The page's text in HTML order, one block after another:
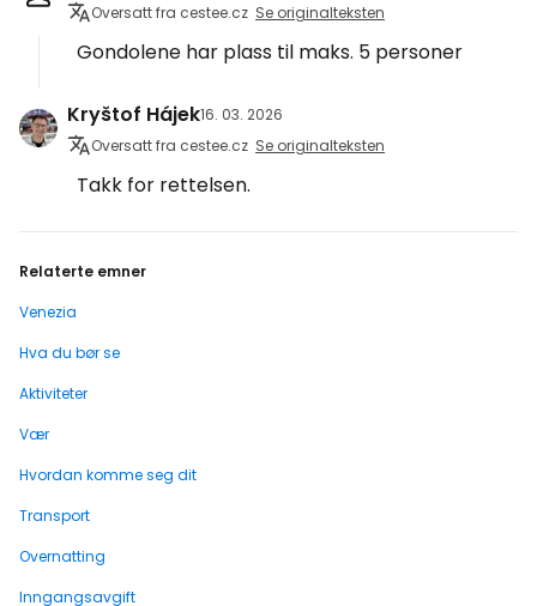
Oversatt fra cestee.cz Se originalteksten
Gondolene har plass til maks. 5 personer
Kryštof Hájek16. 03. 2026
Oversatt fra cestee.cz Se originalteksten
Takk for rettelsen.
Relaterte emner
Venezia
Hva du bør se
Aktiviteter
Vær
Hvordan komme seg dit
Transport
Overnatting
Inngangsavgift